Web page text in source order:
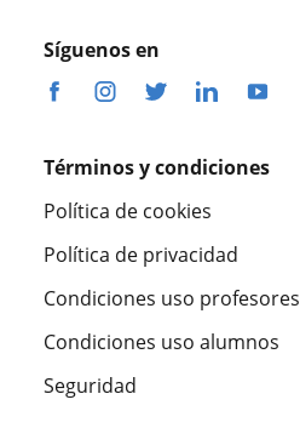
Síguenos en
Términos y condiciones
Política de cookies
Política de privacidad
Condiciones uso profesores
Condiciones uso alumnos
Seguridad